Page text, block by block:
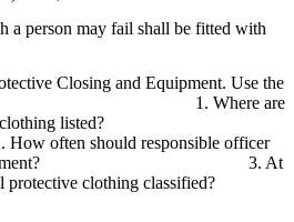
a person may fail shall be fitted with
Closing and Equipment. Use the
1. Where are
clothing listed?
How often should responsible officer
equipment? 3. At
protective clothing classified?